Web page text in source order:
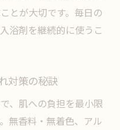
とが大切です。毎日の
浴剤を継続的に使うこ
対策の秘訣
、肌への負担を最小限
無香料・無着色、アル